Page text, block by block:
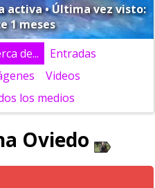
activa • Última vez visto:
1 meses
de...
Entradas
Videos
los medios
Oviedo